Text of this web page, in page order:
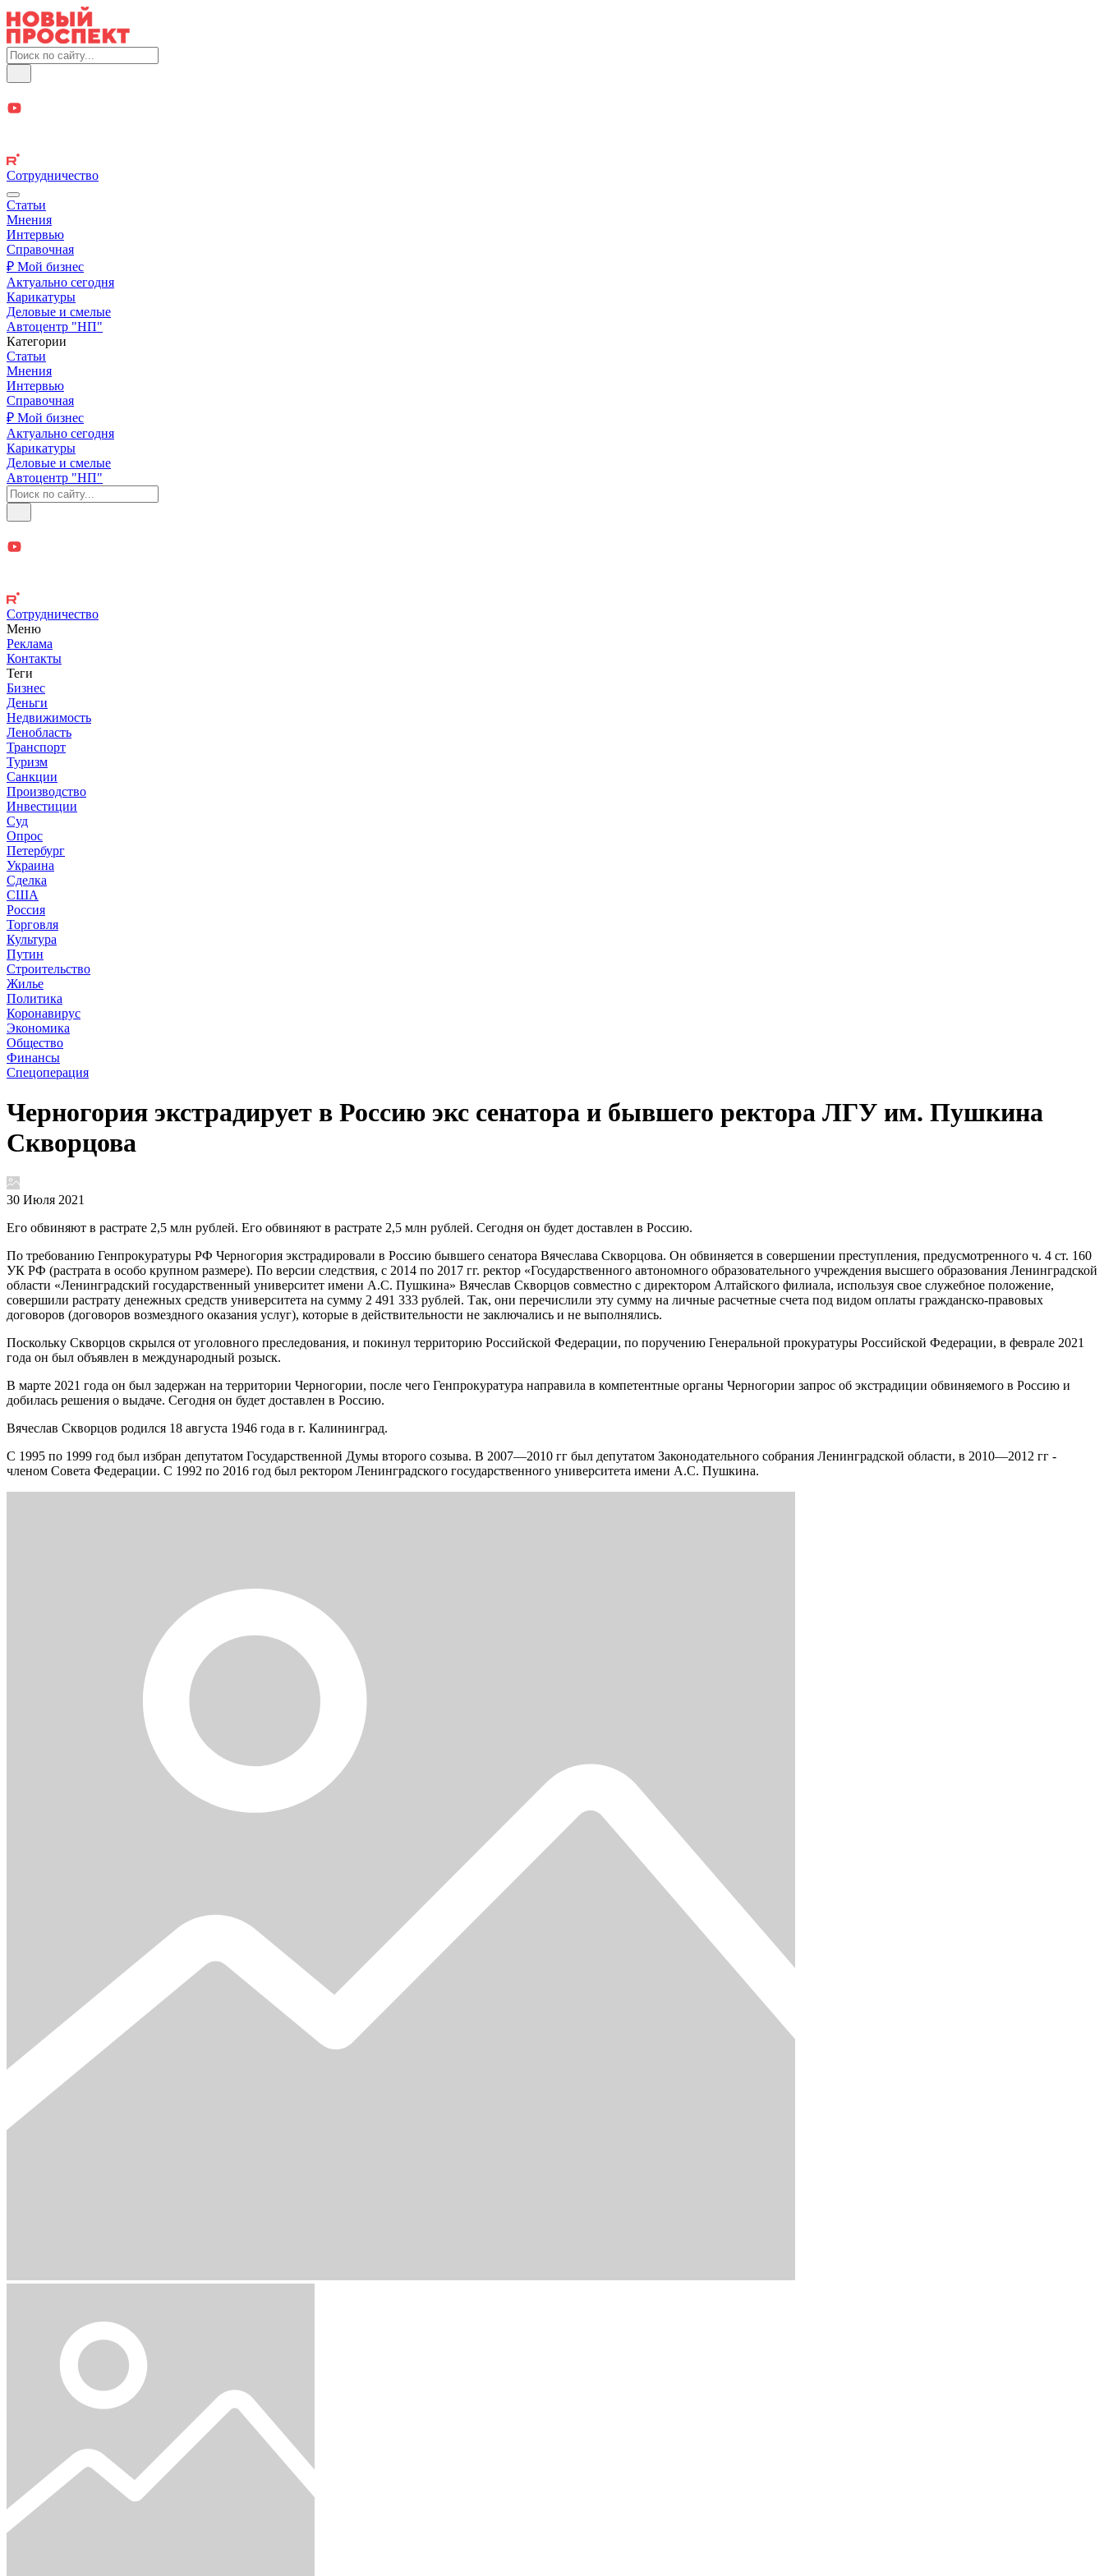
Сотрудничество
Статьи
Мнения
Интервью
Справочная
₽ Мой бизнес
Актуально сегодня
Карикатуры
Деловые и смелые
Автоцентр "НП"
Категории
Статьи
Мнения
Интервью
Справочная
₽ Мой бизнес
Актуально сегодня
Карикатуры
Деловые и смелые
Автоцентр "НП"
Сотрудничество
Меню
Реклама
Контакты
Теги
Бизнес
Деньги
Недвижимость
Ленобласть
Транспорт
Туризм
Санкции
Производство
Инвестиции
Суд
Опрос
Петербург
Украина
Сделка
США
Россия
Торговля
Культура
Путин
Строительство
Жилье
Политика
Коронавирус
Экономика
Общество
Финансы
Спецоперация
Черногория экстрадирует в Россию экс сенатора и бывшего ректора ЛГУ им. Пушкина
Скворцова
30 Июля 2021
Его обвиняют в растрате 2,5 млн рублей. Его обвиняют в растрате 2,5 млн рублей. Сегодня он будет доставлен в Россию.
По требованию Генпрокуратуры РФ Черногория экстрадировали в Россию бывшего сенатора Вячеслава Скворцова. Он обвиняется в совершении преступления, предусмотренного ч. 4 ст. 160
УК РФ (растрата в особо крупном размере). По версии следствия, с 2014 по 2017 гг. ректор «Государственного автономного образовательного учреждения высшего образования Ленинградской
области «Ленинградский государственный университет имени А.С. Пушкина» Вячеслав Скворцов совместно с директором Алтайского филиала, используя свое служебное положение,
совершили растрату денежных средств университета на сумму 2 491 333 рублей. Так, они перечислили эту сумму на личные расчетные счета под видом оплаты гражданско-правовых
договоров (договоров возмездного оказания услуг), которые в действительности не заключались и не выполнялись.
Поскольку Скворцов скрылся от уголовного преследования, и покинул территорию Российской Федерации, по поручению Генеральной прокуратуры Российской Федерации, в феврале 2021
года он был объявлен в международный розыск.
В марте 2021 года он был задержан на территории Черногории, после чего Генпрокуратура направила в компетентные органы Черногории запрос об экстрадиции обвиняемого в Россию и
добилась решения о выдаче. Сегодня он будет доставлен в Россию.
Вячеслав Скворцов родился 18 августа 1946 года в г. Калининград.
С 1995 по 1999 год был избран депутатом Государственной Думы второго созыва. В 2007—2010 гг был депутатом Законодательного собрания Ленинградской области, в 2010—2012 гг -
членом Совета Федерации. С 1992 по 2016 год был ректором Ленинградского государственного университета имени А.С. Пушкина.